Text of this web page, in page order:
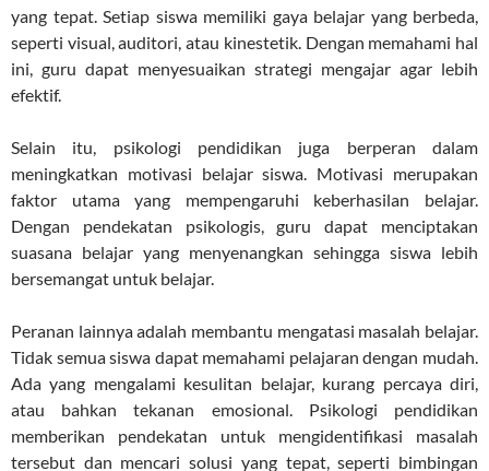
yang tepat. Setiap siswa memiliki gaya belajar yang berbeda,
seperti visual, auditori, atau kinestetik. Dengan memahami hal
ini, guru dapat menyesuaikan strategi mengajar agar lebih
efektif.
Selain itu, psikologi pendidikan juga berperan dalam
meningkatkan motivasi belajar siswa. Motivasi merupakan
faktor utama yang mempengaruhi keberhasilan belajar.
Dengan pendekatan psikologis, guru dapat menciptakan
suasana belajar yang menyenangkan sehingga siswa lebih
bersemangat untuk belajar.
Peranan lainnya adalah membantu mengatasi masalah belajar.
Tidak semua siswa dapat memahami pelajaran dengan mudah.
Ada yang mengalami kesulitan belajar, kurang percaya diri,
atau bahkan tekanan emosional. Psikologi pendidikan
memberikan pendekatan untuk mengidentifikasi masalah
tersebut dan mencari solusi yang tepat, seperti bimbingan